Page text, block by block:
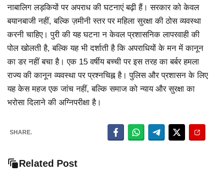
नाबालिग लड़कियों पर अपराध की घटनाएं बढ़ी हैं। सरकार को केवल
बयानबाजी नहीं, बल्कि ज़मीनी स्तर पर महिला सुरक्षा की ठोस व्यवस्था
करनी चाहिए। पुरी की यह घटना न केवल प्रशासनिक लापरवाही की
पोल खोलती है, बल्कि यह भी दर्शाती है कि अपराधियों के मन में कानून
का डर नहीं बचा है। एक 15 वर्षीय बच्ची पर इस तरह का बर्बर हमला
राज्य की कानून व्यवस्था पर प्रश्नचिह्न है। पुलिस और प्रशासन के लिए
यह केस महज एक जांच नहीं, बल्कि समाज को न्याय और सुरक्षा का
भरोसा दिलाने की अग्निपरीक्षा है।
SHARE.
Related Post